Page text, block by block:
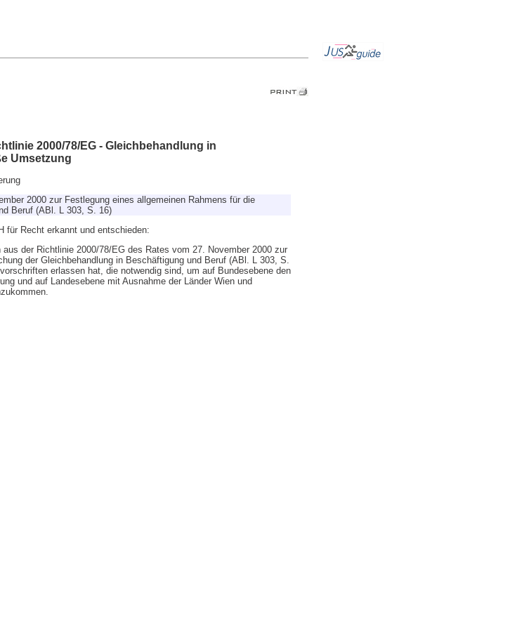
2000/78/EG - Gleichbehandlung in
Umsetzung
2000 zur Festlegung eines allgemeinen Rahmens für die
Beruf (ABl. L 303, S. 16)
für Recht erkannt und entschieden:
der Richtlinie 2000/78/EG des Rates vom 27. November 2000 zur
der Gleichbehandlung in Beschäftigung und Beruf (ABl. L 303, S.
erlassen hat, die notwendig sind, um auf Bundesebene den
und auf Landesebene mit Ausnahme der Länder Wien und